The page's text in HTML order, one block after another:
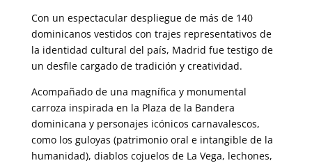
Con un espectacular despliegue de más de 140
dominicanos vestidos con trajes representativos de
la identidad cultural del país, Madrid fue testigo de
un desfile cargado de tradición y creatividad.
Acompañado de una magnífica y monumental
carroza inspirada en la Plaza de la Bandera
dominicana y personajes icónicos carnavalescos,
como los guloyas (patrimonio oral e intangible de la
humanidad), diablos cojuelos de La Vega, lechones,